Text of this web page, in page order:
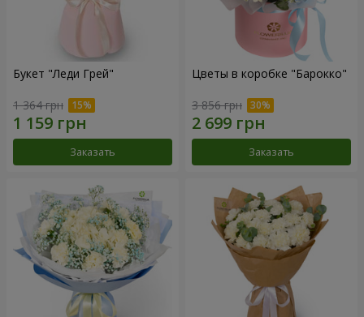
Букет "Леди Грей"
1 364 грн
Заказать
Цветы в коробке "Барокко"
3 856 грн
Заказать